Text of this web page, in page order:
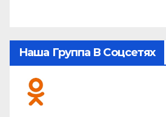
Наша Группа В Соцсетях